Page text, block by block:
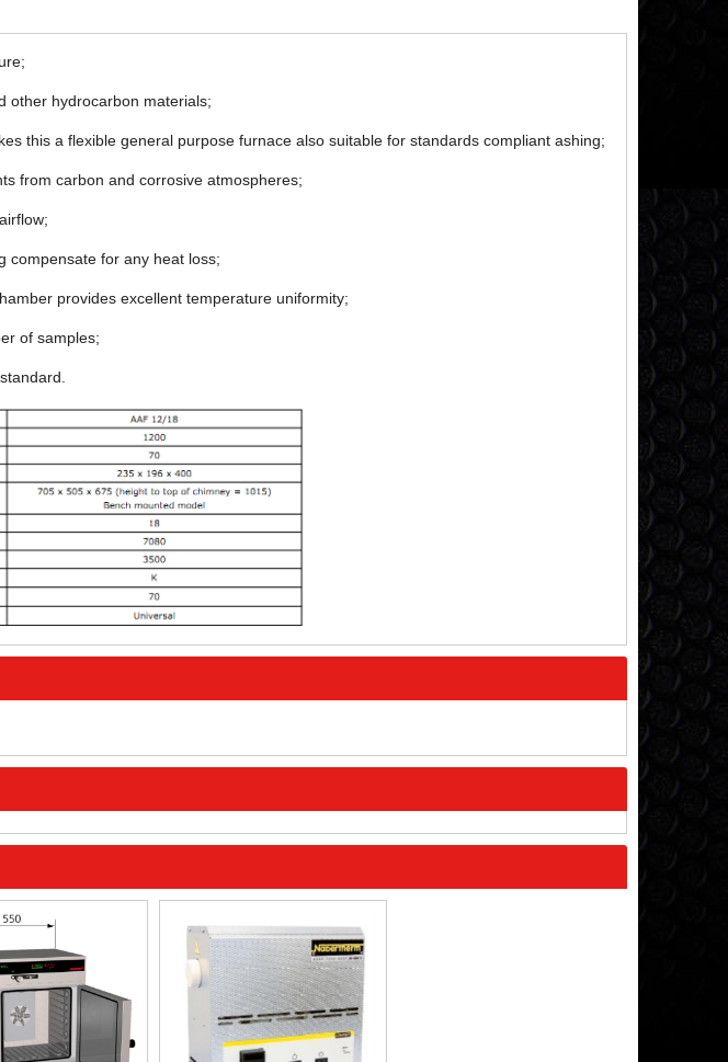
other hydrocarbon materials;
this a flexible general purpose furnace also suitable for standards compliant ashing;
from carbon and corrosive atmospheres;
compensate for any heat loss;
provides excellent temperature uniformity;
of samples;